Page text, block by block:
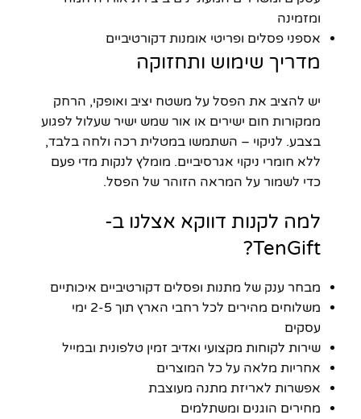
ומזמינה
אספני פסלים ופריטי אומנות דקורטיביים
מדריך שימוש ותחזוקה
יש להציב את הפסל על משטח יציב ואופקי, הרחק
ממקורות חום ישירים או אור שמש ישיר שעלול לפגוע
בצבע. לניקוי – השתמשו במטלית רכה ולחה בלבד,
ללא חומרי ניקוי אגרסיביים. מומלץ לנקות מדי פעם
כדי לשמור על המראה הזוהר של הפסל.
למה לקנות דווקא אצלנו ב-
TenGift?
מבחר ענק של מתנות ופסלים דקורטיביים איכותיים
משלוחים מהירים לכל רחבי הארץ תוך 2-5 ימי
עסקים
שירות לקוחות מקצועי ואדיב זמין טלפונית ובמייל
אחריות מלאה על כל המוצרים
אפשרות לאריזת מתנה מעוצבת
מחירים הוגנים ומשתלמים